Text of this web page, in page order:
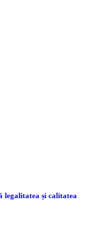
legalitatea și calitatea